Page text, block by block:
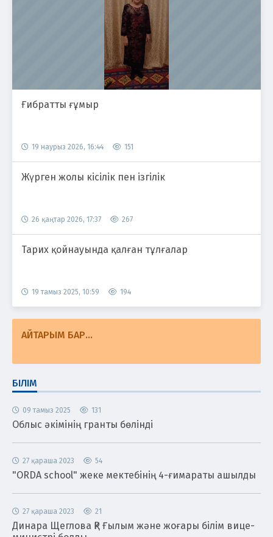
Ғибратты ғұмыр
19 наурыз 2026, 16:44 151
Жүрген жолы кісілік пен ізгілік
26 қаңтар 2026, 17:37 267
Тарих қойнауында қалған тұлғалар
19 тамыз 2025, 10:59 194
АЙТАРЫМ БАР...
БІЛІМ
09 тамыз 2025 131
Облыс әкімінің гранты бөлінді
27 қараша 2023 54
"ORDA school" жеке мектебінің 4-ғимараты ашылды
27 қараша 2023 21
Динара Щеглова ҚР Ғылым және жоғары білім вице-